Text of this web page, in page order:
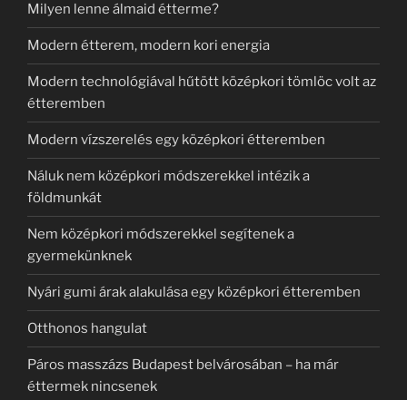
Milyen lenne álmaid étterme?
Modern étterem, modern kori energia
Modern technológiával hűtött középkori tömlöc volt az
étteremben
Modern vízszerelés egy középkori étteremben
Náluk nem középkori módszerekkel intézik a
földmunkát
Nem középkori módszerekkel segítenek a
gyermekünknek
Nyári gumi árak alakulása egy középkori étteremben
Otthonos hangulat
Páros masszázs Budapest belvárosában – ha már
éttermek nincsenek